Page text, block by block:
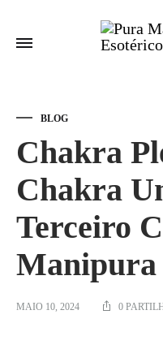
BLOG
Chakra
Chakra
Terceiro
Manipura
MAIO 10, 2024 0